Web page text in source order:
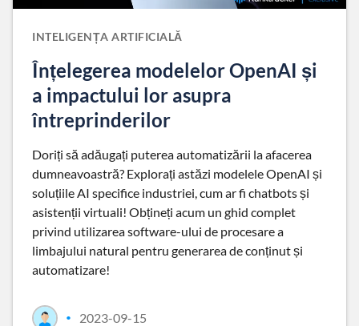
INTELIGENȚA ARTIFICIALĂ
Înțelegerea modelelor OpenAI și
a impactului lor asupra
întreprinderilor
Doriți să adăugați puterea automatizării la afacerea
dumneavoastră? Explorați astăzi modelele OpenAI și
soluțiile AI specifice industriei, cum ar fi chatbots și
asistenții virtuali! Obțineți acum un ghid complet
privind utilizarea software-ului de procesare a
limbajului natural pentru generarea de conținut și
automatizare!
• 2023-09-15